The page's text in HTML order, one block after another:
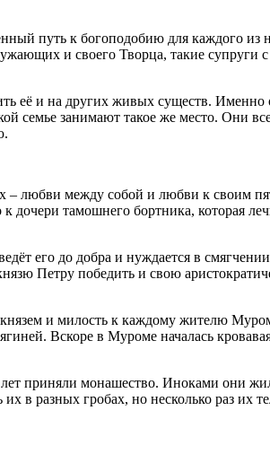
путь к богоподобию для каждого из
и своего Творца, такие супруги
её и на других живых существ.
семье занимают такое же место. Они
– любви между собой и любви к своим
дочери тамошнего бортника, которая
его до добра и нуждается в
Петру победить и свою
и милость к каждому жителю
Вскоре в Муроме началась
приняли монашество. Иноками они
в разных гробах, но несколько раз их